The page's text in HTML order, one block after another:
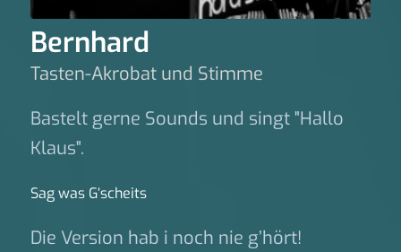
Bernhard
Tasten-Akrobat und Stimme
Bastelt gerne Sounds und singt "Hallo
Klaus".
Sag was G‘scheits
Die Version hab i noch nie g’hört!